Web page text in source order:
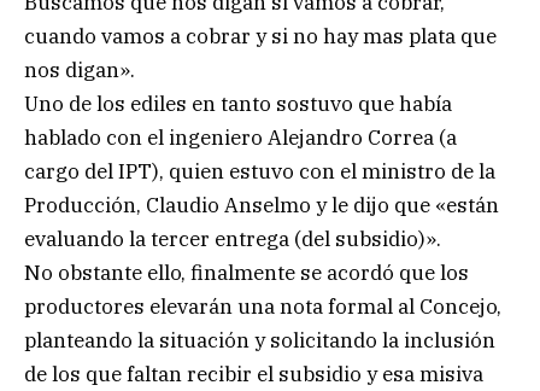
cuando vamos a cobrar y si no hay mas plata que
nos digan».
Uno de los ediles en tanto sostuvo que había
hablado con el ingeniero Alejandro Correa (a
cargo del IPT), quien estuvo con el ministro de la
Producción, Claudio Anselmo y le dijo que «están
evaluando la tercer entrega (del subsidio)».
No obstante ello, finalmente se acordó que los
productores elevarán una nota formal al Concejo,
planteando la situación y solicitando la inclusión
de los que faltan recibir el subsidio y esa misiva